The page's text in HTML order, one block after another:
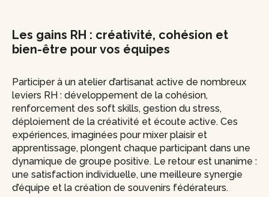
Les gains RH : créativité, cohésion et
bien-être pour vos équipes
Participer à un atelier d’artisanat active de nombreux
leviers RH : développement de la cohésion,
renforcement des soft skills, gestion du stress,
déploiement de la créativité et écoute active. Ces
expériences, imaginées pour mixer plaisir et
apprentissage, plongent chaque participant dans une
dynamique de groupe positive. Le retour est unanime :
une satisfaction individuelle, une meilleure synergie
d’équipe et la création de souvenirs fédérateurs.